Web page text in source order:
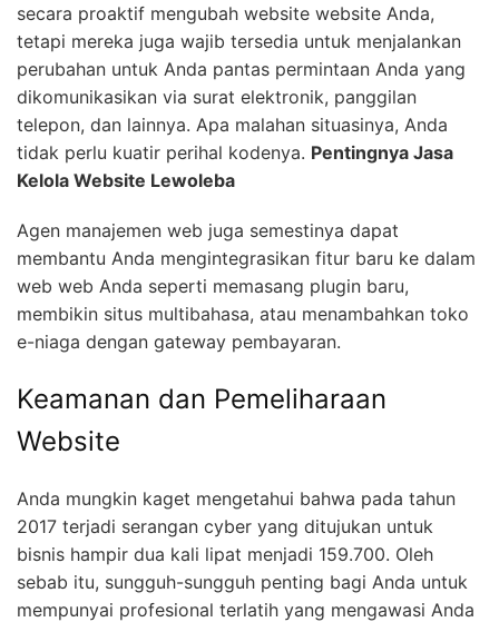
secara proaktif mengubah website website Anda,
tetapi mereka juga wajib tersedia untuk menjalankan
perubahan untuk Anda pantas permintaan Anda yang
dikomunikasikan via surat elektronik, panggilan
telepon, dan lainnya. Apa malahan situasinya, Anda
tidak perlu kuatir perihal kodenya. Pentingnya Jasa
Kelola Website Lewoleba
Agen manajemen web juga semestinya dapat
membantu Anda mengintegrasikan fitur baru ke dalam
web web Anda seperti memasang plugin baru,
membikin situs multibahasa, atau menambahkan toko
e-niaga dengan gateway pembayaran.
Keamanan dan Pemeliharaan
Website
Anda mungkin kaget mengetahui bahwa pada tahun
2017 terjadi serangan cyber yang ditujukan untuk
bisnis hampir dua kali lipat menjadi 159.700. Oleh
sebab itu, sungguh-sungguh penting bagi Anda untuk
mempunyai profesional terlatih yang mengawasi Anda